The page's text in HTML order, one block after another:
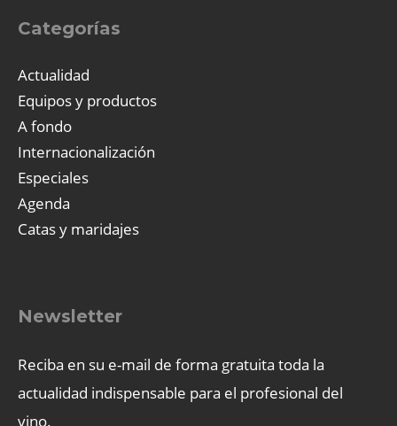
Categorías
Actualidad
Equipos y productos
A fondo
Internacionalización
Especiales
Agenda
Catas y maridajes
Newsletter
Reciba en su e-mail de forma gratuita toda la
actualidad indispensable para el profesional del
vino.